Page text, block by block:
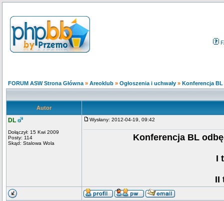
FORUM ASW Strona Główna » Areoklub » Ogłoszenia i uchwały » Konferencja BL
Autor
DL
Dołączył: 15 Kwi 2009
Posty: 114
Skąd: Stalowa Wola
Wysłany: 2012-04-19, 09:42
Konferencja BL
I
II